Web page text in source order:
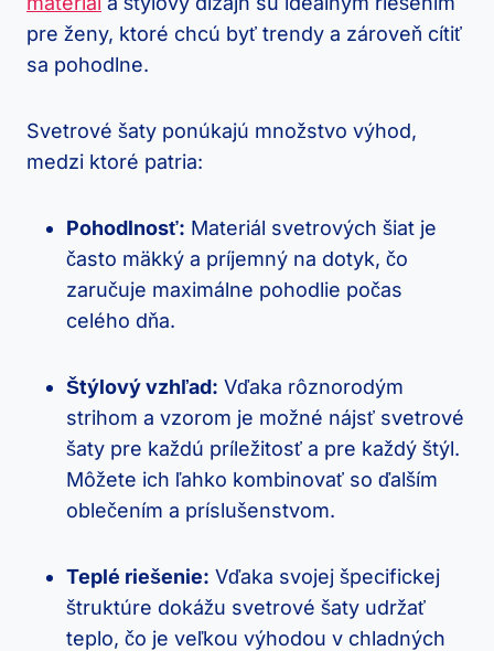
pre ⁣ženy,‌ ktoré chcú ⁣byť‌ trendy a zároveň cítiť
⁤sa pohodlne.
Svetrové⁣ šaty ponúkajú ‌množstvo výhod,
medzi ktoré patria:
Pohodlnosť: Materiál svetrových šiat je
často mäkký a príjemný⁣ na dotyk,⁤ čo
zaručuje maximálne‍ pohodlie počas‌
celého dňa.
Štýlový vzhľad: Vďaka rôznorodým
strihom a vzorom je možné nájsť svetrové
šaty pre každú‌ príležitosť a pre každý štýl.⁣
Môžete ich ľahko ⁢kombinovať ⁢so ďalším⁣
oblečením a príslušenstvom.
Teplé riešenie: Vďaka ⁤svojej špecifickej
štruktúre⁤ dokážu svetrové šaty​ udržať
teplo,‌ čo je veľkou výhodou v chladných